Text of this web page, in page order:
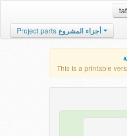
Project parts أجزاء المشروع
This is a printable